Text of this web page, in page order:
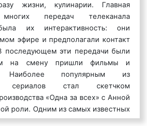
нашего рекламного агентства
на Домашнем канале в
основного источника
продаваемых товарах или
Планируя проведение
на телевидении,
должны многое
взвесить и оценить. Одним из
вопросов, требующих
является вопрос цены
телеканал Домашний имеет
только в России, но и за рубежом,
аудитория зрителей
жизни, кулинарии. Главная
многих передач телеканала
их интерактивность: они
эфире и предполагали контакт
последующем эти передачи были
на смену пришли фильмы и
Наиболее популярным из
сериалов стал скетчком
«Одна за всех» с Анной
роли. Одним из самых известных
ситком «Сватьи». Сегодня сетку